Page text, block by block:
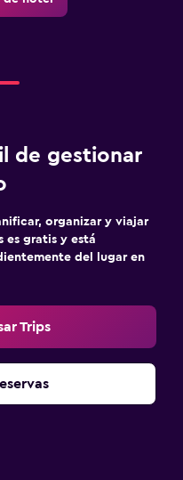
de gestionar
organizar y viajar
es gratis y está
del lugar en
Trips